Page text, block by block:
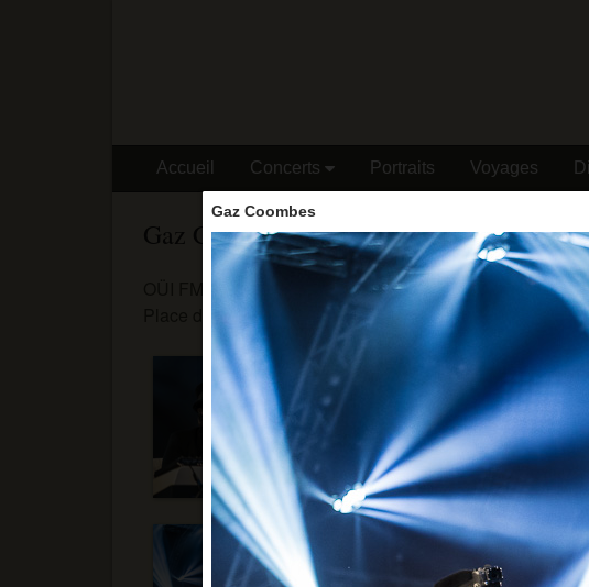
Accueil Concerts Portraits Voyages
Gaz Coombes
Place de la République - 24/06/15
Gaz Coombes